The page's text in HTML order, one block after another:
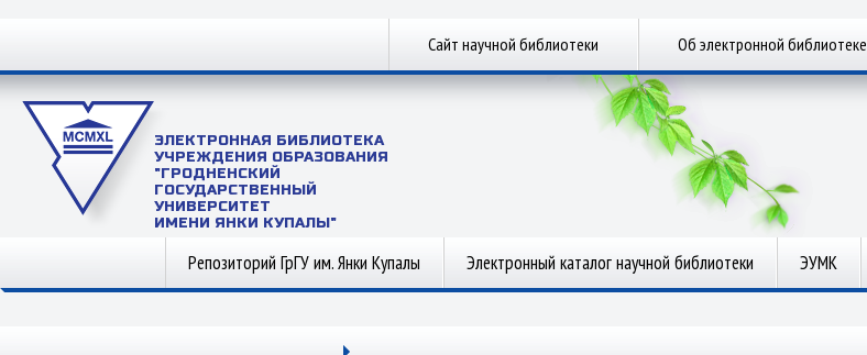
Сайт научной библиотеки Об электронной библиотеке
ЭЛЕКТРОННАЯ БИБЛИОТЕКА
УЧРЕЖДЕНИЯ ОБРАЗОВАНИЯ
"ГРОДНЕНСКИЙ
ГОСУДАРСТВЕННЫЙ
УНИВЕРСИТЕТ
ИМЕНИ ЯНКИ КУПАЛЫ"
Репозиторий ГрГУ им. Янки Купалы Электронный каталог научной библиотеки ЭУМК